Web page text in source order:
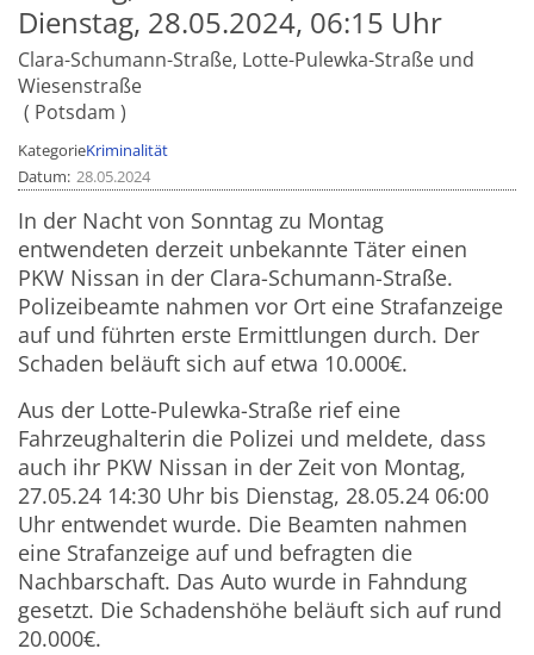
Dienstag, 28.05.2024, 06:15 Uhr
Clara-Schumann-Straße, Lotte-Pulewka-Straße und
Wiesenstraße
Potsdam
KategorieKriminalität
Datum 28.05.2024
In der Nacht von Sonntag zu Montag
entwendeten derzeit unbekannte Täter einen
PKW Nissan in der Clara-Schumann-Straße.
Polizeibeamte nahmen vor Ort eine Strafanzeige
auf und führten erste Ermittlungen durch. Der
Schaden beläuft sich auf etwa 10.000€.
Aus der Lotte-Pulewka-Straße rief eine
Fahrzeughalterin die Polizei und meldete, dass
auch ihr PKW Nissan in der Zeit von Montag,
27.05.24 14:30 Uhr bis Dienstag, 28.05.24 06:00
Uhr entwendet wurde. Die Beamten nahmen
eine Strafanzeige auf und befragten die
Nachbarschaft. Das Auto wurde in Fahndung
gesetzt. Die Schadenshöhe beläuft sich auf rund
20.000€.